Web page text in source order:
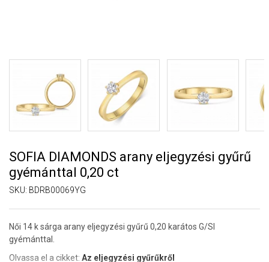
SOFIA DIAMONDS arany eljegyzési gyűrű
gyémánttal 0,20 ct
SKU: BDRB00069YG
Női 14 k sárga arany eljegyzési gyűrű 0,20 karátos G/SI
gyémánttal.
Olvassa el a cikket: Az eljegyzési gyűrűkről